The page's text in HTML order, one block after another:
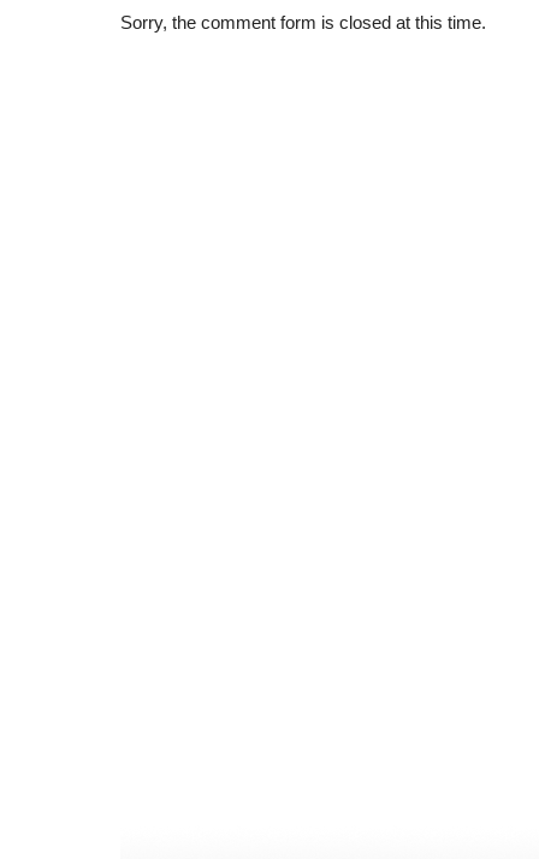
Sorry, the comment form is closed at this time.